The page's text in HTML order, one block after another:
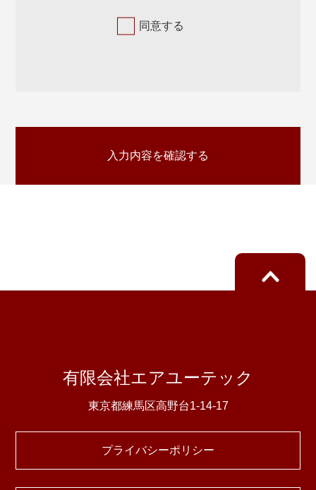
同意する
プライバシーポリシー
有限会社エアユーテック
東京都練馬区高野台1-14-17